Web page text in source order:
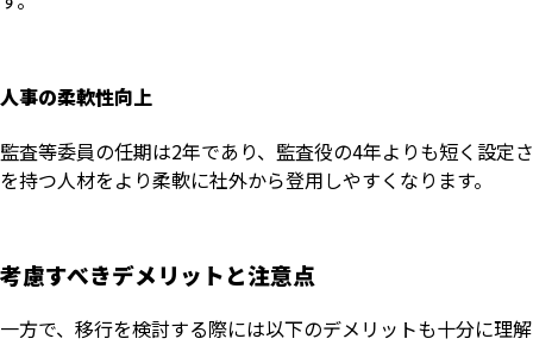
人事の柔軟性向上
監査等委員の任期は2年であり、監査役の4年よりも短く設定
を持つ人材をより柔軟に社外から登用しやすくなります。
考慮すべきデメリットと注意点
一方で、移行を検討する際には以下のデメリットも十分に理